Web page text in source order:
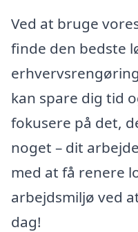
Ved at bruge
finde den bedste
kan spare dig tid
fokusere på det,
noget – dit
med at få renere
arbejdsmiljø ved
dag!